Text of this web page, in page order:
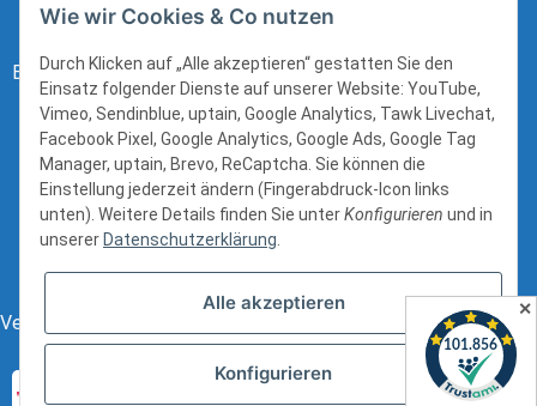
Bezahlung:
Versand:
Wie wir Cookies & Co nutzen
Durch Klicken auf „Alle akzeptieren“ gestatten Sie den
Einsatz folgender Dienste auf unserer Website: YouTube,
Vimeo, Sendinblue, uptain, Google Analytics, Tawk Livechat,
Facebook Pixel, Google Analytics, Google Ads, Google Tag
Manager, uptain, Brevo, ReCaptcha. Sie können die
Einstellung jederzeit ändern (Fingerabdruck-Icon links
unten). Weitere Details finden Sie unterKonfigurieren und in
unserer Datenschutzerklärung.
Alle akzeptieren
Konfigurieren
✕